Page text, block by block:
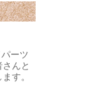
ーツ
んと
す。